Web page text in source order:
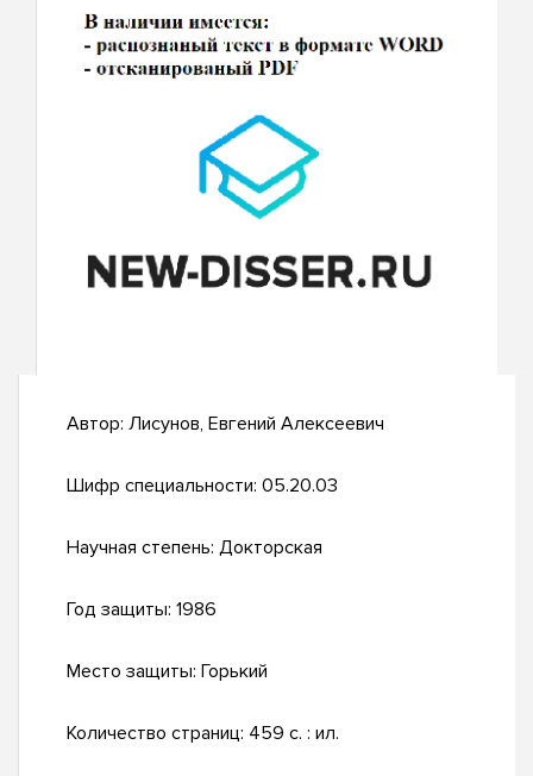
Автор: Лисунов, Евгений Алексеевич
Шифр специальности: 05.20.03
Научная степень: Докторская
Год защиты: 1986
Место защиты: Горький
Количество страниц: 459 с. : ил.